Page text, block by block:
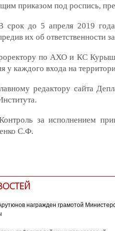
приказом под роспись,
до 5 апреля 2019 года
их об ответственности
по АХО и КС
у каждого входа на
редактору сайта
за исполнением
С.Ф.
награжден грамотой